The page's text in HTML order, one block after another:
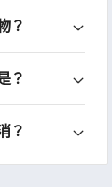
？
？
？